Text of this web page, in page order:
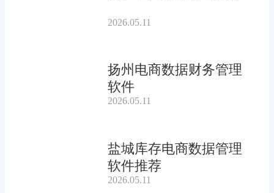
2026.05.11
扬州电商数据财务管理
软件
2026.05.11
盐城库存电商数据管理
软件推荐
2026.05.11